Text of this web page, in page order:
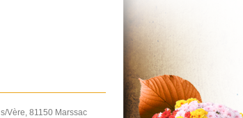
Vère, 81150 Marssac